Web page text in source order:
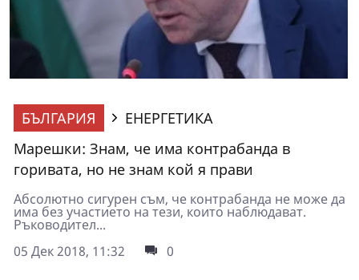
БЪЛГАРИЯ
ЕНЕРГЕТИКА
Марешки: Знам, че има контрабанда в
горивата, но не знам кой я прави
Абсолютно сигурен съм, че контрабанда не може да
има без участието на тези, които наблюдават.
Ръководител...
05 Дек 2018, 11:32
0